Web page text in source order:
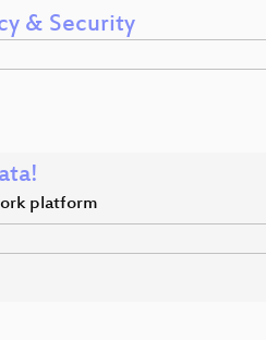
& Security
platform